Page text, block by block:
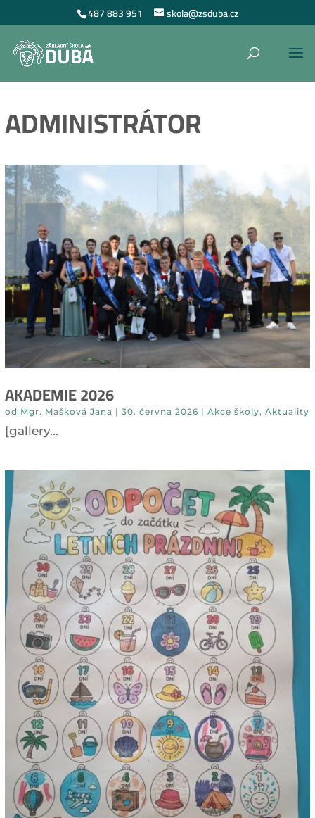
487 883 951 skola@zsduba.cz
ADMINISTRÁTOR
AKADEMIE 2026
od Mgr. Mašková Jana | 30. června 2026 | Akce školy, Aktuality
[gallery...